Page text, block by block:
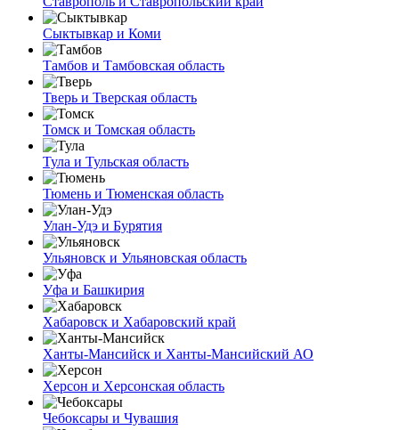
Сыктывкар и Коми
Тамбов и Тамбовская область
Тверь и Тверская область
Томск и Томская область
Тула и Тульская область
Тюмень и Тюменская область
Улан-Удэ и Бурятия
Ульяновск и Ульяновская область
Уфа и Башкирия
Хабаровск и Хабаровский край
Ханты-Мансийск и Ханты-Мансийский АО
Херсон и Херсонская область
Чебоксары и Чувашия